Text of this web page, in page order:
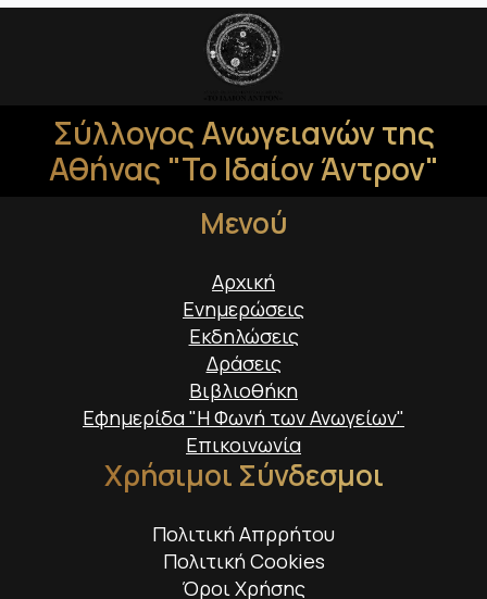
Σύλλογος Ανωγειανών της
Αθήνας "Το Ιδαίον Άντρον"
Μενού
Αρχική
Ενημερώσεις
Εκδηλώσεις
Δράσεις
Βιβλιοθήκη
Εφημερίδα "Η Φωνή των Ανωγείων"
Επικοινωνία
Χρήσιμοι Σύνδεσμοι
Πολιτική Απρρήτου
Πολιτική Cookies
Όροι Χρήσης